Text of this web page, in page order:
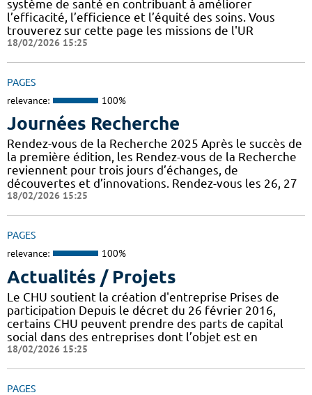
système de santé en contribuant à améliorer
l’efficacité, l’efficience et l’équité des soins. Vous
trouverez sur cette page les missions de l'UR
18/02/2026 15:25
PAGES
relevance: 100%
Journées Recherche
Rendez-vous de la Recherche 2025 Après le succès de
la première édition, les Rendez-vous de la Recherche
reviennent pour trois jours d’échanges, de
découvertes et d’innovations. Rendez-vous les 26, 27
18/02/2026 15:25
PAGES
relevance: 100%
Actualités / Projets
Le CHU soutient la création d'entreprise Prises de
participation Depuis le décret du 26 février 2016,
certains CHU peuvent prendre des parts de capital
social dans des entreprises dont l’objet est en
18/02/2026 15:25
PAGES